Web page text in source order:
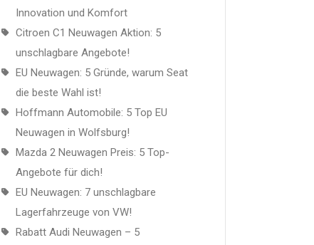
Innovation und Komfort
Citroen C1 Neuwagen Aktion: 5
unschlagbare Angebote!
EU Neuwagen: 5 Gründe, warum Seat
die beste Wahl ist!
Hoffmann Automobile: 5 Top EU
Neuwagen in Wolfsburg!
Mazda 2 Neuwagen Preis: 5 Top-
Angebote für dich!
EU Neuwagen: 7 unschlagbare
Lagerfahrzeuge von VW!
Rabatt Audi Neuwagen – 5